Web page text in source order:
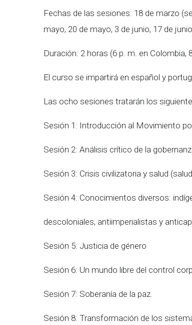
Fechas de las sesiones: 18 de marzo
mayo, 20 de mayo, 3 de junio, 17 de
Duración: 2 horas (6 p. m. en Colombia,
El curso se impartirá en español y
Las ocho sesiones tratarán los
Sesión 1: Introducción al Movimiento
Sesión 2: Análisis crítico de la
Sesión 3: Crisis civilizatoria y salud
Sesión 4: Conocimientos diversos:
descoloniales, antiimperialistas y
Sesión 5: Justicia de género
Sesión 6: Un mundo libre del control
Sesión 7: Soberanía de la paz.
Sesión 8: Transformación de los